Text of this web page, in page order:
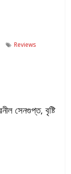
Reviews
সেনগুপ্ত, বৃষ্টি